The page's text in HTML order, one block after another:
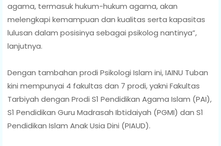
agama, termasuk hukum-hukum agama, akan
melengkapi kemampuan dan kualitas serta kapasitas
lulusan dalam posisinya sebagai psikolog nantinya”,
lanjutnya.
Dengan tambahan prodi Psikologi Islam ini, IAINU Tuban
kini mempunyai 4 fakultas dan 7 prodi, yakni Fakultas
Tarbiyah dengan Prodi S1 Pendidikan Agama Islam (PAI),
S1 Pendidikan Guru Madrasah Ibtidaiyah (PGMI) dan S1
Pendidikan Islam Anak Usia Dini (PIAUD).